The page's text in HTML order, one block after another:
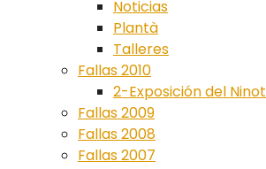
Noticias
Plantà
Talleres
Fallas 2010
2-Exposición del Ninot
Fallas 2009
Fallas 2008
Fallas 2007